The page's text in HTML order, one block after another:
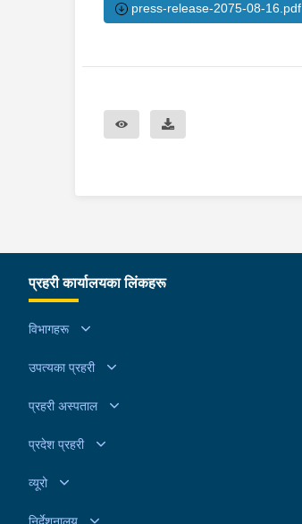
press-release-2075-08-16.pdf
प्रहरी कार्यालयका लिंकहरू
विभागहरू
उपत्यका प्रहरी
प्रहरी अस्पताल
प्रदेश प्रहरी
व्यूरो
निर्देशनालय